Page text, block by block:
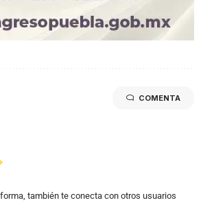
COMENTA
también te conecta con otros usuarios